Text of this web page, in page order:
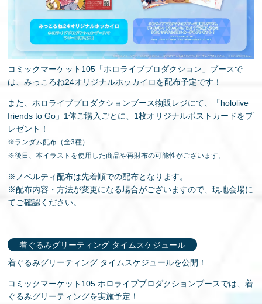
コミックマーケット105「ホロライブプロダクション」ブースで
は、みっころね24オリジナルホッカイロを配布予定です！
また、ホロライブプロダクションブース物販レジにて、「hololive
friends to Go」1体ご購入ごとに、1枚オリジナルポストカードをプ
レゼント！
※ランダム配布（全3種）
※後日、本イラストを使用した商品や再財布の可能性がございます。
※ノベルティ配布は先着順での配布となります。
※配布内容・方法が変更になる場合がございますので、現地会場に
てご確認ください。
着ぐるみグリーティング タイムスケジュール
着ぐるみグリーティング タイムスケジュールを公開！
コミックマーケット105 ホロライブプロダクションブースでは、着
ぐるみグリーティングを実施予定！